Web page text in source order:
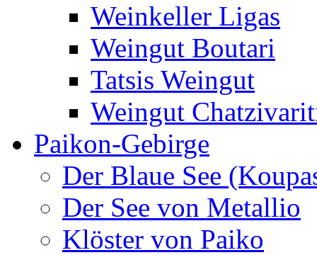
Weinkeller Ligas
Weingut Boutari
Tatsis Weingut
Weingut
Paikon-Gebirge
Der Blaue See
Der See von Metallio
Klöster von Paiko